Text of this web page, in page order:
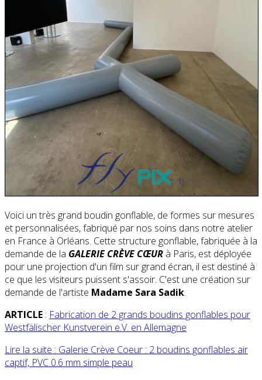
Voici un très grand boudin gonflable, de formes sur mesures
et personnalisées, fabriqué par nos soins dans notre atelier
en France à Orléans. Cette structure gonflable, fabriquée à la
demande de la GALERIE CRÈVE CŒUR à Paris, est déployée
pour une projection d'un film sur grand écran, il est destiné à
ce que les visiteurs puissent s'assoir. C'est une création sur
demande de l'artiste Madame Sara Sadik.
ARTICLE : Fabrication de 2 grands boudins gonflables pour
Westfälischer Kunstverein e.V. en Allemagne
Lire la suite : Galerie Crève Coeur : 2 boudins gonflables air
captif, PVC 0.6 mm simple peau